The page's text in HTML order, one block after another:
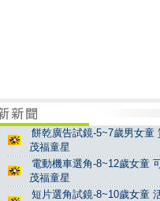
餅乾廣告試鏡-5~7歲男女
茂福童星
電動機車選角-8~12歲女童
茂福童星
短片選角試鏡-8~10歲女童